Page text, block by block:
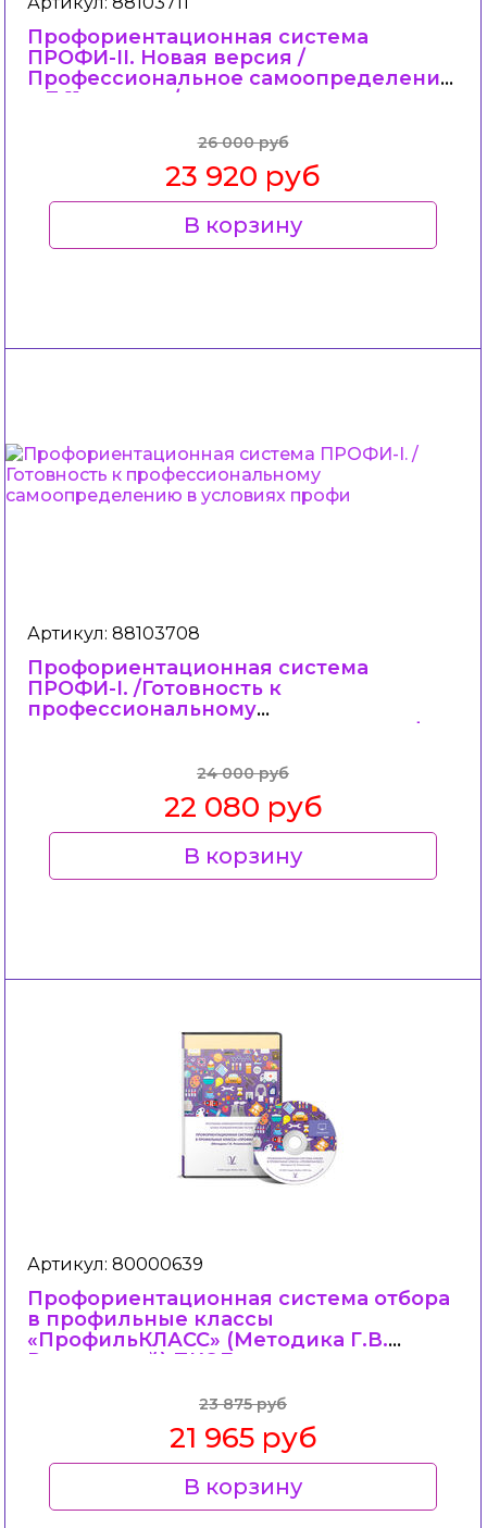
Профориентационная система
ПРОФИ-II. Новая версия /
Профессиональное самоопределение
в 7-11 классах/.
26 000 руб
23 920 руб
В корзину
Артикул: 88103708
Профориентационная система
ПРОФИ-I. /Готовность к
профессиональному
самоопределению в условиях профи
24 000 руб
22 080 руб
В корзину
Артикул: 80000639
Профориентационная система отбора
в профильные классы
«ПрофильКЛАСС» (Методика Г.В.
Резапкиной) ПКОБ
23 875 руб
21 965 руб
В корзину